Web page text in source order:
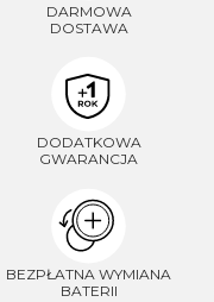
DARMOWA
DOSTAWA
DODATKOWA
GWARANCJA
BEZPŁATNA WYMIANA
BATERII